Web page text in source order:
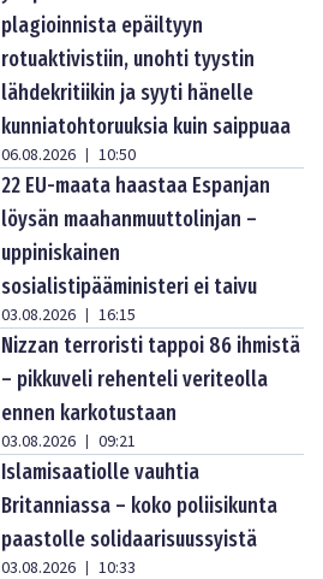
plagioinnista epäiltyyn
rotuaktivistiin, unohti tyystin
lähdekritiikin ja syyti hänelle
kunniatohtoruuksia kuin saippuaa
06.08.2026 | 10:50
22 EU-maata haastaa Espanjan
löysän maahanmuuttolinjan –
uppiniskainen
sosialistipääministeri ei taivu
03.08.2026 | 16:15
Nizzan terroristi tappoi 86 ihmistä
– pikkuveli rehenteli veriteolla
ennen karkotustaan
03.08.2026 | 09:21
Islamisaatiolle vauhtia
Britanniassa – koko poliisikunta
paastolle solidaarisuussyistä
03.08.2026 | 10:33